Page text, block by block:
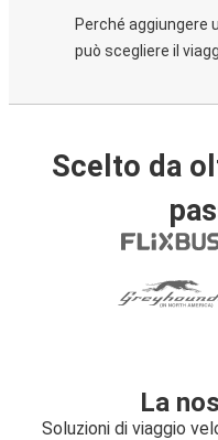
Perché aggiungere
può scegliere il
Scelto da
La
Soluzioni di viaggio